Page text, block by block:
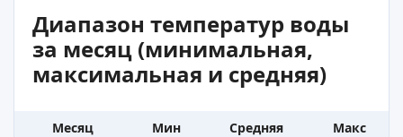
Диапазон температур воды
за месяц (минимальная,
максимальная и средняя)
Месяц Мин Средняя
Макс